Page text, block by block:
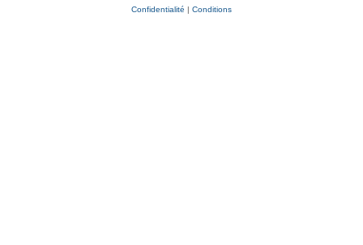
Confidentialité | Conditions